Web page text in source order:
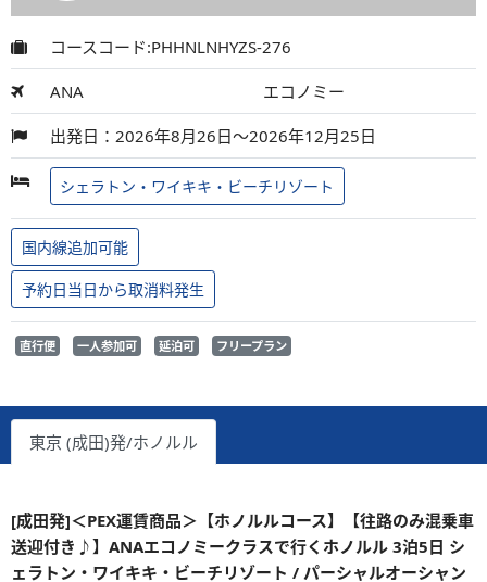
コースコード:PHHNLNHYZS-276
ANA エコノミー
出発日：2026年8月26日～2026年12月25日
シェラトン・ワイキキ・ビーチリゾート
国内線追加可能
予約日当日から取消料発生
直行便 一人参加可 延泊可 フリープラン
東京 (成田)発/ホノルル
[成田発]＜PEX運賃商品＞【ホノルルコース】【往路のみ混乗車
送迎付き♪】ANAエコノミークラスで行くホノルル 3泊5日 シ
ェラトン・ワイキキ・ビーチリゾート / パーシャルオーシャン